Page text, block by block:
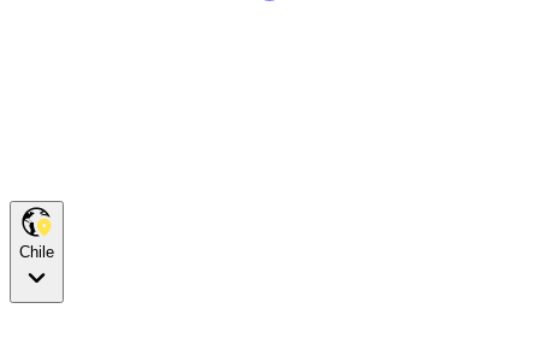
Chile